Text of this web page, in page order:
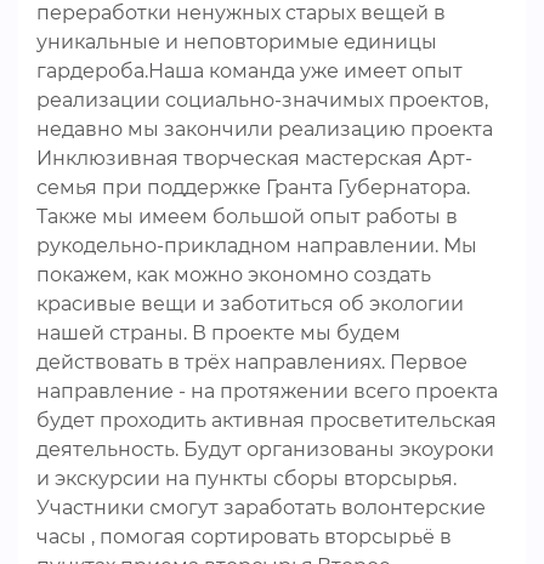
переработки ненужных старых вещей в
уникальные и неповторимые единицы
гардероба.Наша команда уже имеет опыт
реализации социально-значимых проектов,
недавно мы закончили реализацию проекта
Инклюзивная творческая мастерская Арт-
семья при поддержке Гранта Губернатора.
Также мы имеем большой опыт работы в
рукодельно-прикладном направлении. Мы
покажем, как можно экономно создать
красивые вещи и заботиться об экологии
нашей страны. В проекте мы будем
действовать в трёх направлениях. Первое
направление - на протяжении всего проекта
будет проходить активная просветительская
деятельность. Будут организованы экоуроки
и экскурсии на пункты сборы вторсырья.
Участники смогут заработать волонтерские
часы , помогая сортировать вторсырьё в